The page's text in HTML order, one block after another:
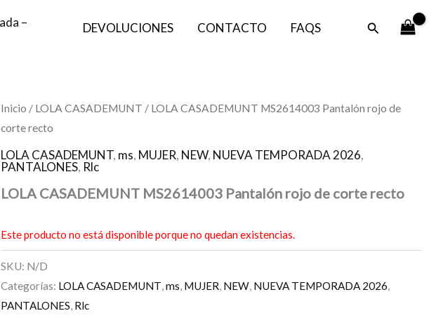
DEVOLUCIONES CONTACTO FAQS Buscar
Inicio / LOLA CASADEMUNT / LOLA CASADEMUNT MS2614003 Pantalón rojo de
corte recto
LOLA CASADEMUNT, ms, MUJER, NEW, NUEVA TEMPORADA 2026,
PANTALONES, Rlc
LOLA CASADEMUNT MS2614003 Pantalón rojo de corte recto
Este producto no está disponible porque no quedan existencias.
SKU: N/D
Categorías: LOLA CASADEMUNT ,ms MUJER NEW NUEVA TEMPORADA 2026
PANTALONES Rlc